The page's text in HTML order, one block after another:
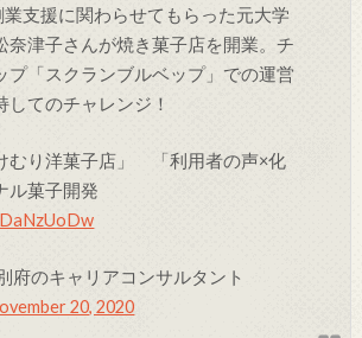
支援に関わらせてもらった元大学
奈津子さんが焼き菓子店を開業。チ
プ「スクランブルベップ」での運営
してのチャレンジ！
むり洋菓子店」 「利用者の声×化
ル菓子開発
府のキャリアコンサルタント
20, 2020